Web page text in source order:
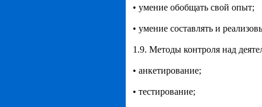
• умение обобщать свой опыт;
• умение составлять и
1.9. Методы контроля над
• анкетирование;
• тестирование;